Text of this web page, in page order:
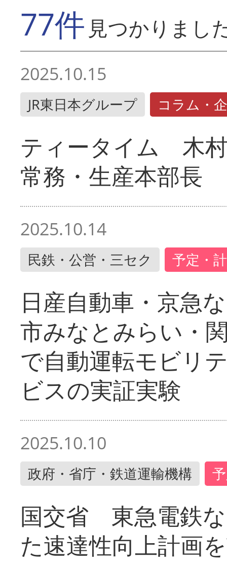
77件 見つかりまし
2025.10.15
JR東日本グループ コラム・
ティータイム 木
常務・生産本部長
2025.10.14
民鉄・公営・三セク 予定・
日産自動車・京急
市みなとみらい・
で自動運転モビリ
ビスの実証実験
2025.10.10
政府・省庁・鉄道運輸機構
国交省 東急電鉄
た速達性向上計画